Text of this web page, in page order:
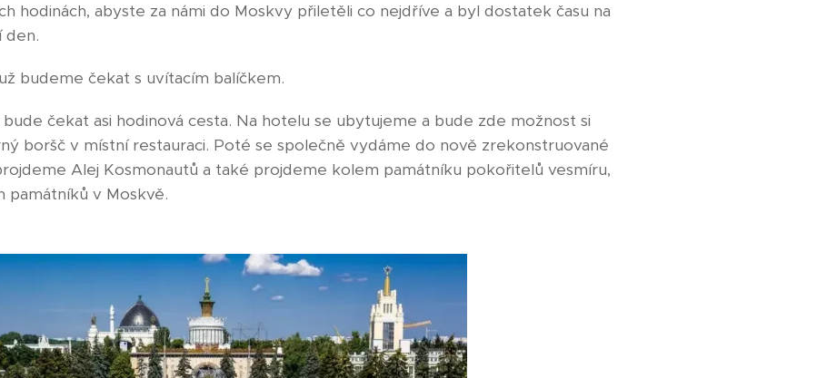
hodinách, abyste za námi do Moskvy přiletěli co nejdříve a byl dostatek času na
den.
budeme čekat s uvítacím balíčkem.
čekat asi hodinová cesta. Na hotelu se ubytujeme a bude zde možnost si
boršč v místní restauraci. Poté se společně vydáme do nově zrekonstruované
Alej Kosmonautů a také projdeme kolem památníku pokořitelů vesmíru,
památníků v Moskvě.